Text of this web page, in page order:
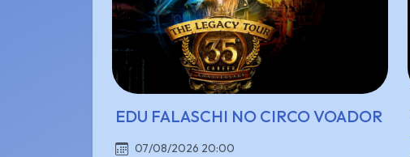
EDU FALASCHI NO CIRCO VOADOR
07/08/2026 20:00